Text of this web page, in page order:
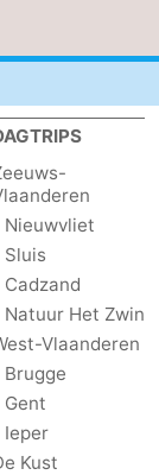
Nieuwvliet
Sluis
Cadzand
Natuur Het Zwin
Vlaanderen
Brugge
Gent
Ieper
Kust